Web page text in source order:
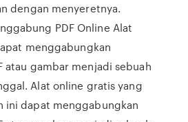
dengan menyeretnya.
PDF Online Alat
menggabungkan
atau gambar menjadi sebuah
Alat online gratis yang
ini dapat menggabungkan